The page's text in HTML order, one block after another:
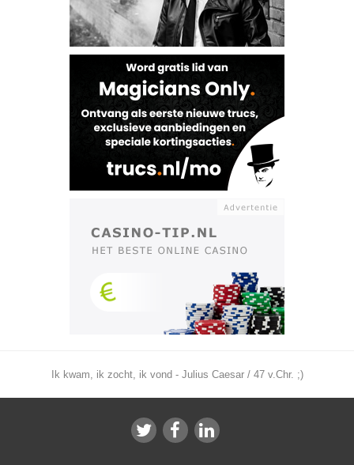
Ik kwam, ik zocht, ik vond - Julius Caesar / 47 v.Chr. ;)